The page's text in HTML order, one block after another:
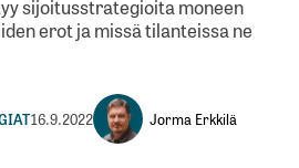
sijoitusstrategioita moneen
erot ja missä tilanteissa ne
16.9.2022
Jorma Erkkilä